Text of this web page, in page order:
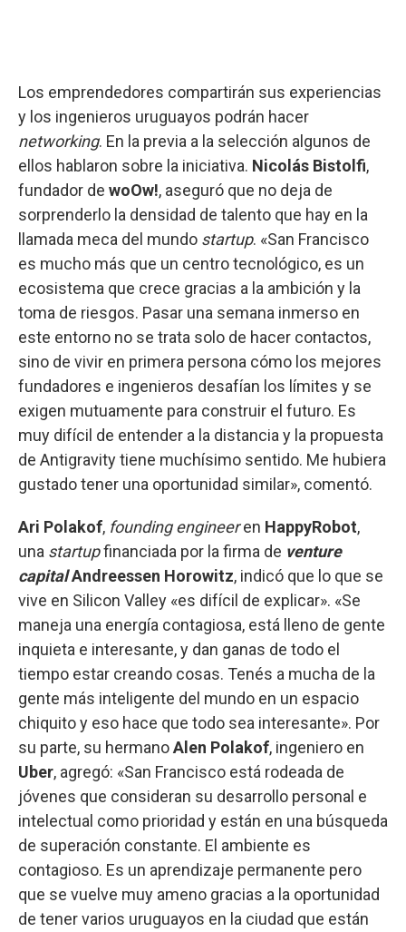
Los emprendedores compartirán sus experiencias
y los ingenieros uruguayos podrán hacer
networking. En la previa a la selección algunos de
ellos hablaron sobre la iniciativa. Nicolás Bistolfi,
fundador de woOw!, aseguró que no deja de
sorprenderlo la densidad de talento que hay en la
llamada meca del mundo startup. «San Francisco
es mucho más que un centro tecnológico, es un
ecosistema que crece gracias a la ambición y la
toma de riesgos. Pasar una semana inmerso en
este entorno no se trata solo de hacer contactos,
sino de vivir en primera persona cómo los mejores
fundadores e ingenieros desafían los límites y se
exigen mutuamente para construir el futuro. Es
muy difícil de entender a la distancia y la propuesta
de Antigravity tiene muchísimo sentido. Me hubiera
gustado tener una oportunidad similar», comentó.
Ari Polakof, founding engineeren HappyRobot,
una startupfinanciada por la firma de venture
capitalAndreessen Horowitz, indicó que lo que se
vive en Silicon Valley «es difícil de explicar». «Se
maneja una energía contagiosa, está lleno de gente
inquieta e interesante, y dan ganas de todo el
tiempo estar creando cosas. Tenés a mucha de la
gente más inteligente del mundo en un espacio
chiquito y eso hace que todo sea interesante». Por
su parte, su hermanoAlen Polakof, ingeniero en
Uber, agregó: «San Francisco está rodeada de
jóvenes que consideran su desarrollo personal e
intelectual como prioridad y están en una búsqueda
de superación constante. El ambiente es
contagioso. Es un aprendizaje permanente pero
que se vuelve muy ameno gracias a la oportunidad
de tener varios uruguayos en la ciudad que están